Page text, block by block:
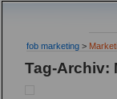
fob marketing >
Tag-Archiv: